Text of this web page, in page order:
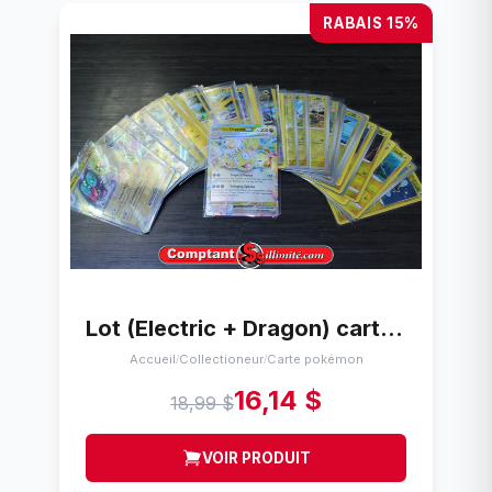
RABAIS 15%
Lot (Electric + Dragon) cartes Pokemon (34)
Accueil/Collectioneur/Carte pokémon
18,99 $16,14 $
VOIR PRODUIT